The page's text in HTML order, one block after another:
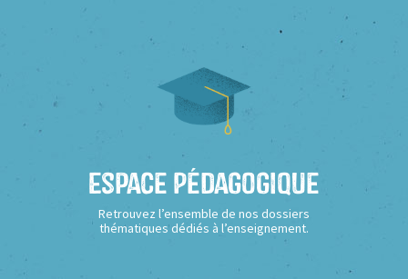
Espace Pédagogique
Retrouvez l’ensemble de nos dossiers
thématiques dédiés à l’enseignement.